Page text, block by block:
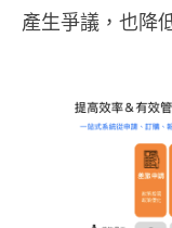
產生爭議，也降